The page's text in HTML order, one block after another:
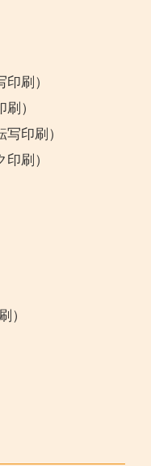
印刷）
）
印刷）
刷）
）